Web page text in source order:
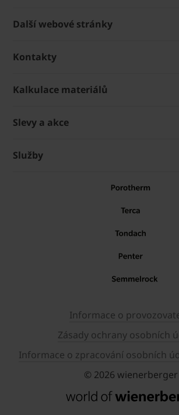
Další webové stránky
Kontakty
Kalkulace materiálů
Slevy a akce
Služby
Informace o
Zásady ochrany osobních
Informace o zpracování osobních
© 2026 wienerberger